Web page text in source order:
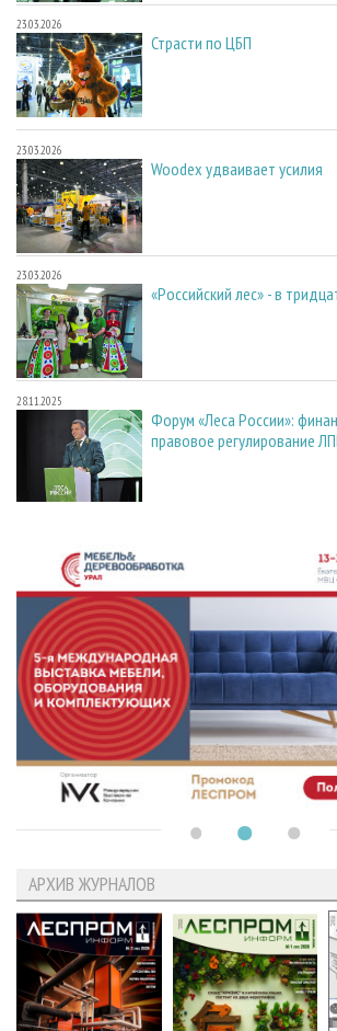
23.03.2026
Страсти по ЦБП
23.03.2026
Woodex удваивает усилия
23.03.2026
«Российский лес» - в
28.11.2025
Форум «Леса России»:
правовое регулирование
АРХИВ ЖУРНАЛОВ